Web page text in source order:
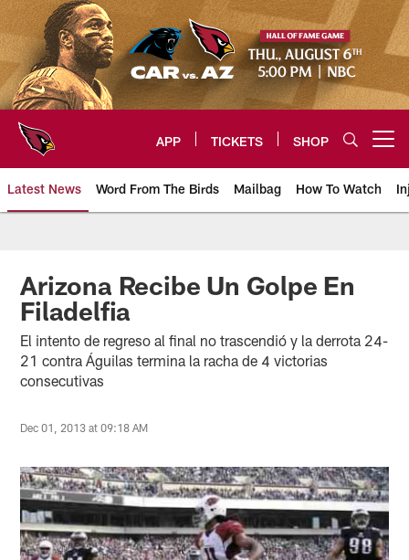
Skip
to
main
content
APP TICKETS SHOP
Latest News Word From The Birds Mailbag How To Watch
Arizona Cardinals Home: The
Arizona Recibe Un Golpe En
Filadelfia
El intento de regreso al final no trascendió y la derrota 24-
21 contra Águilas termina la racha de 4 victorias
consecutivas
Dec 01, 2013 at 09:18 AM